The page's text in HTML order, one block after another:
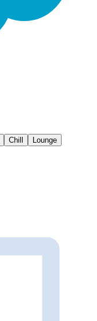
Chill
Lounge